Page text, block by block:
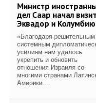
Министр
дел Саар начал
Эквадор и Колумбию
«Благодаря
системным
усилиям нам удалось
укрепить и обновить
отношения Израиля со
многими странами
Америки....